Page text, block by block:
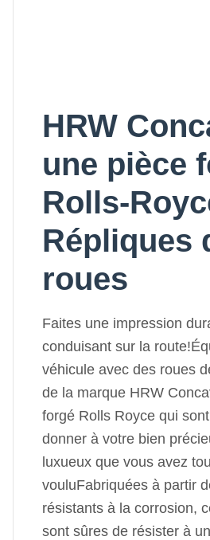
HRW
une pièce
Rolls-
Répliques
roues
Faites une impression
conduisant sur la
véhicule avec des roues
de la marque HRW
forgé Rolls Royce qui
donner à votre bien
luxueux que vous avez
vouluFabriquées à partir
résistants à la corrosion,
sont sûres de résister à